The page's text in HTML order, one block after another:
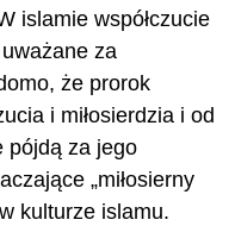
islamie współczucie
za
że prorok
i miłosierdzia i od
pójdą za jego
„miłosierny
kulturze islamu.